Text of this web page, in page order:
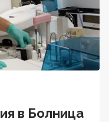
в Болница